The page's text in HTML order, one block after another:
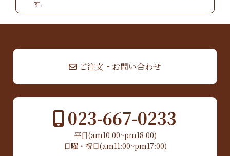
す。
ご注文・お問い合わせ
023-667-0233
平日(am10:00~pm18:00)
日曜・祝日(am11:00~pm17:00)